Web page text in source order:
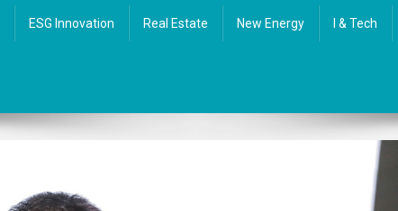
ESG Innovation Real Estate New Energy I & Tech